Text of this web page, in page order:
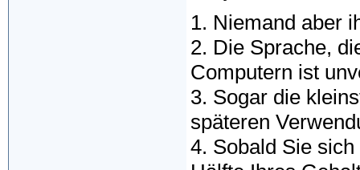
1. Niemand aber
2. Die Sprache,
Computern ist
3. Sogar die
späteren
4. Sobald Sie